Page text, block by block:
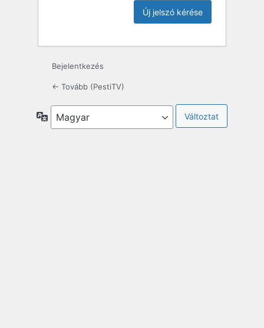
Bejelentkezés
← Tovább (PestiTV)
Nyelv